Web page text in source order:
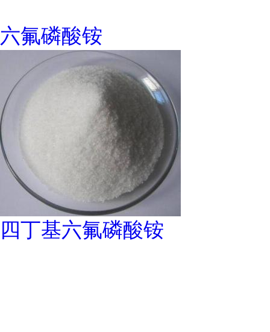
六氟磷酸铵
四丁基六氟磷酸铵